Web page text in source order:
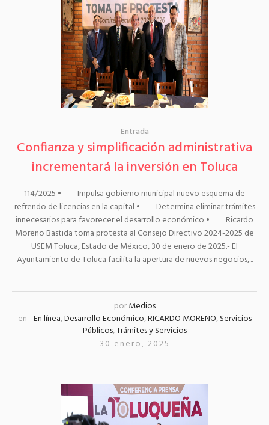
Entrada
Confianza y simplificación administrativa
incrementará la inversión en Toluca
114/2025 • Impulsa gobierno municipal nuevo esquema de
refrendo de licencias en la capital • Determina eliminar trámites
innecesarios para favorecer el desarrollo económico • Ricardo
Moreno Bastida toma protesta al Consejo Directivo 2024-2025 de
USEM Toluca, Estado de México, 30 de enero de 2025.- El
Ayuntamiento de Toluca facilita la apertura de nuevos negocios,...
porMedios
en- En línea,Desarrollo Económico,RICARDO MORENO,Servicios
Públicos,Trámites y Servicios
30 enero, 2025